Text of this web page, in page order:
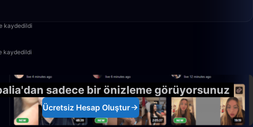
kaydedildi
kaydedildi
sadece bir önizleme görüyorsunuz
Ücretsiz Hesap Oluştur